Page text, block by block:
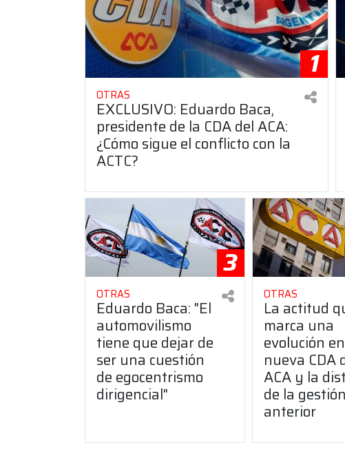
1
OTRAS
EXCLUSIVO: Eduardo Baca,
presidente de la CDA del ACA:
¿Cómo sigue el conflicto con la
ACTC?
3
OTRAS
Eduardo Baca: "El
automovilismo
tiene que dejar de
ser una cuestión
de egocentrismo
dirigencial"
OTRAS
La actitud
marca una
evolución
nueva CDA
ACA y la
de la gestión
anterior